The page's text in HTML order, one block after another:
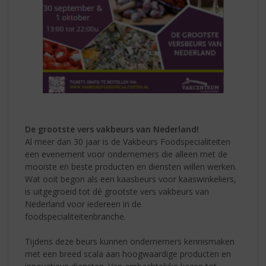
De grootste vers vakbeurs van Nederland!
Al meer dan 30 jaar is de Vakbeurs Foodspecialiteiten
een evenement voor ondernemers die alleen met de
mooiste en beste producten en diensten willen werken.
Wat ooit begon als een kaasbeurs voor kaaswinkeliers,
is uitgegroeid tot dé grootste vers vakbeurs van
Nederland voor iedereen in de
foodspecialiteitenbranche.
Tijdens deze beurs kunnen ondernemers kennismaken
met een breed scala aan hoogwaardige producten en